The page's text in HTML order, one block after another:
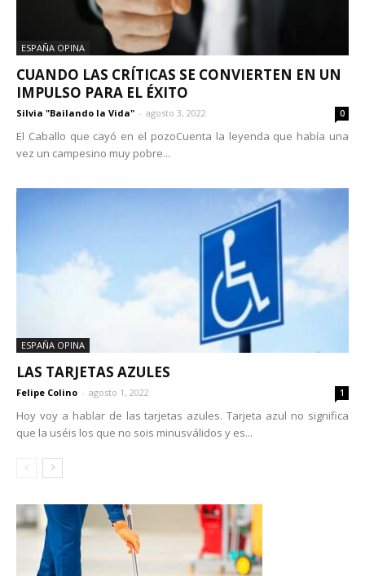
ESPAÑA OPINA
CUANDO LAS CRÍTICAS SE CONVIERTEN EN UN
IMPULSO PARA EL ÉXITO
Silvia "Bailando la Vida" - agosto 3, 2022 0
El Caballo que cayó en el pozoCuenta la leyenda que había una
vez un campesino muy pobre...
ESPAÑA OPINA
LAS TARJETAS AZULES
Felipe Colino - agosto 1, 2022 1
Hoy voy a hablar de las tarjetas azules. Tarjeta azul no significa
que la uséis los que no sois minusválidos y es...